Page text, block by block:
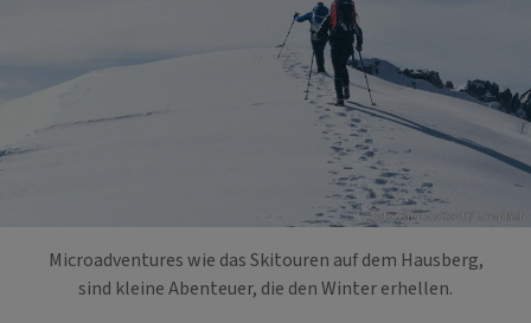
Foto: Fabrizio Conti/ Unsplash
Microadventures wie das Skitouren auf dem Hausberg,
sind kleine Abenteuer, die den Winter erhellen.